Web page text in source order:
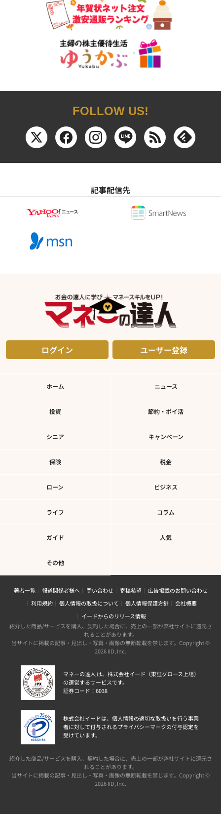
FOLLOW US!
記事配信先
ログイン ユーザー登録
ホーム ニュース
投資 節約・ポイ活
シニア キャンペーン
保険 税金
ローン ビジネス
ライフ コラム
ガイド 人気
その他
著者一覧 報道関係者様へ 問い合わせ 寄稿希望
広告掲載のお問い合わせ
利用規約
個人情報の取扱について 個人情報保護方針
会社概要
イードからのリリース情報
紹介した商品/サービスを購入、契約した場合に、売上の一部が弊社サイトに還元さ
れることがあります。
当サイトに掲載の記事・見出し・写真・画像の無断転載を禁じます。Copyright ©
2026 IID, Inc.
マネーの達人 は、株式会社イード（東証グロース上場）
の運営するサービスです。
証券コード：6038
株式会社イードは、個人情報の適切な取扱いを行う事業
者に対して付与されるプライバシーマークの付与認定を
受けています。
紹介した商品/サービスを購入、契約した場合に、売上の一部が弊社サイトに還元さ
れることがあります。
当サイトに掲載の記事・見出し・写真・画像の無断転載を禁じます。Copyright ©
2026 IID, Inc.